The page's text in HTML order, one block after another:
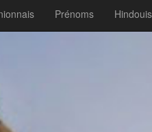
Prénoms